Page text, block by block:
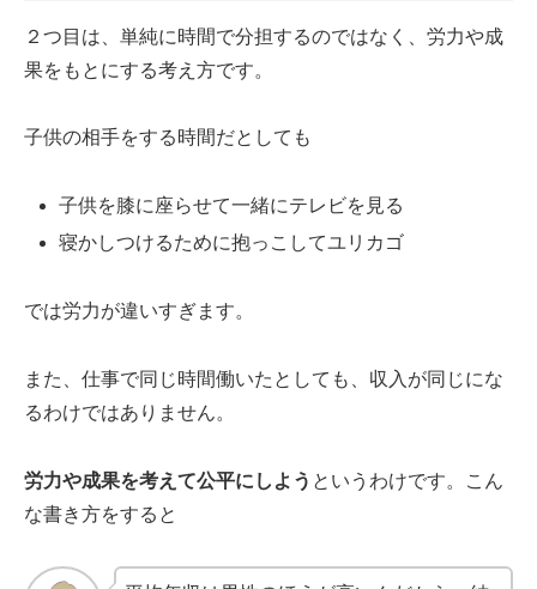
２つ目は、単純に時間で分担するのではなく、労力や成
果をもとにする考え方です。
子供の相手をする時間だとしても
子供を膝に座らせて一緒にテレビを見る
寝かしつけるために抱っこしてユリカゴ
では労力が違いすぎます。
また、仕事で同じ時間働いたとしても、収入が同じにな
るわけではありません。
労力や成果を考えて公平にしよう というわけです。こん
な書き方をすると